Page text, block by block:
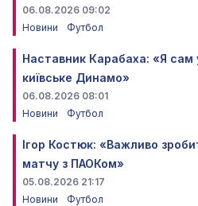
06.08.2026 09:02
Новини
Футбол
Наставник Карабаха: «Я сам
київське Динамо»
06.08.2026 08:01
Новини
Футбол
Ігор Костюк: «Важливо
матчу з ПАОКом»
05.08.2026 21:17
Новини
Футбол